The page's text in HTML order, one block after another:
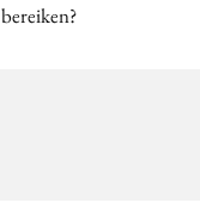
bereiken?